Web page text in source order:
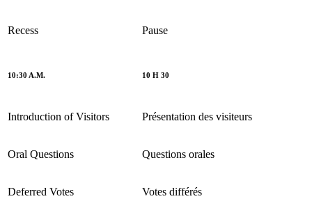
Recess Pause
10:30 A.M. 10 H 30
Introduction of Visitors Présentation des visiteurs
Oral Questions Questions orales
Deferred Votes Votes différés